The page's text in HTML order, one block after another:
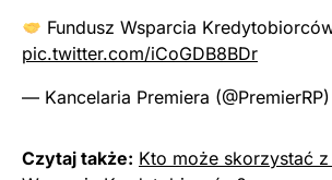
Fundusz Wsparcia
pic.twitter.com/iCoGDB8BDr
— Kancelaria Premiera (@PremierRP)
Czytaj także: Kto może skorzystać z